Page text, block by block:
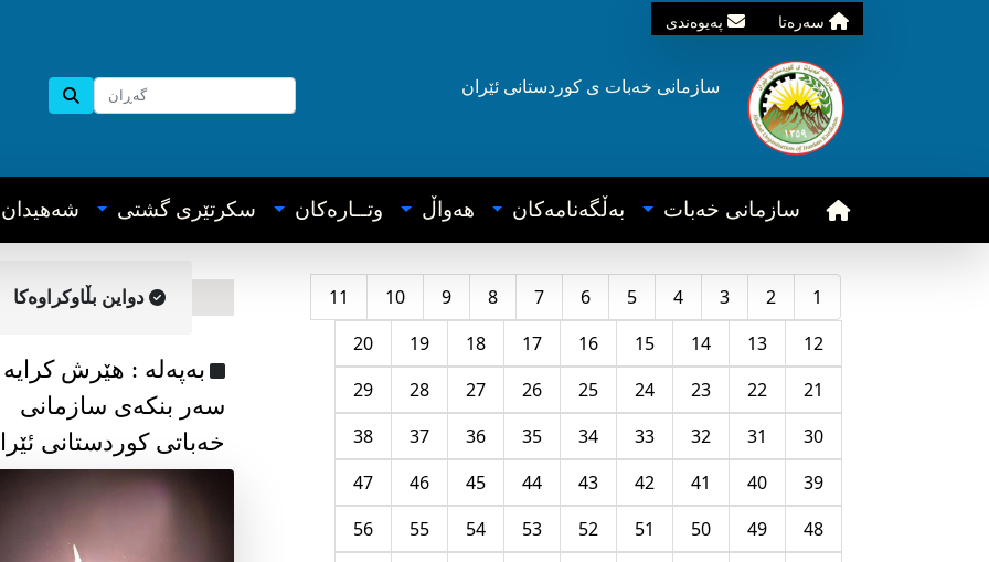
سه‌ره‌تا په‌یوه‌ندی
سازمانی خه‌بات ی کوردستانی ئێران
سازمانی خه‌بات به‌ڵگه‌نامه‌کان هه‌واڵ وتــاره‌کان سکرتێری گشتی شه‌هیدان
1
2
3
4
5
6
7
8
9
10
11
12
13
14
15
16
17
18
19
20
21
22
23
24
25
26
27
28
29
30
31
32
33
34
35
36
37
38
39
40
41
42
43
44
45
46
47
48
49
50
51
52
53
54
55
56
دواین بڵاوکراوه‌کا
به‌په‌له‌ : هێرش کرایە
سەر بنکەی سازمانی
خەباتی کوردستانی